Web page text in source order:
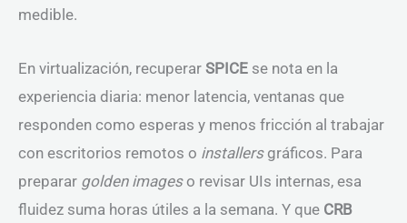
medible.
En virtualización, recuperar SPICE se nota en la
experiencia diaria: menor latencia, ventanas que
responden como esperas y menos fricción al trabajar
con escritorios remotos o installersgráficos. Para
preparar golden imageso revisar UIs internas, esa
fluidez suma horas útiles a la semana. Y que CRB